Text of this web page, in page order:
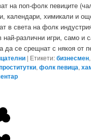
на поп-фолк певиците
календари, химикали и
в света на фолк
най-различни игри, само и
да се срещнат с някоя от
| Етикети:бизнесмен
,фолк певица,